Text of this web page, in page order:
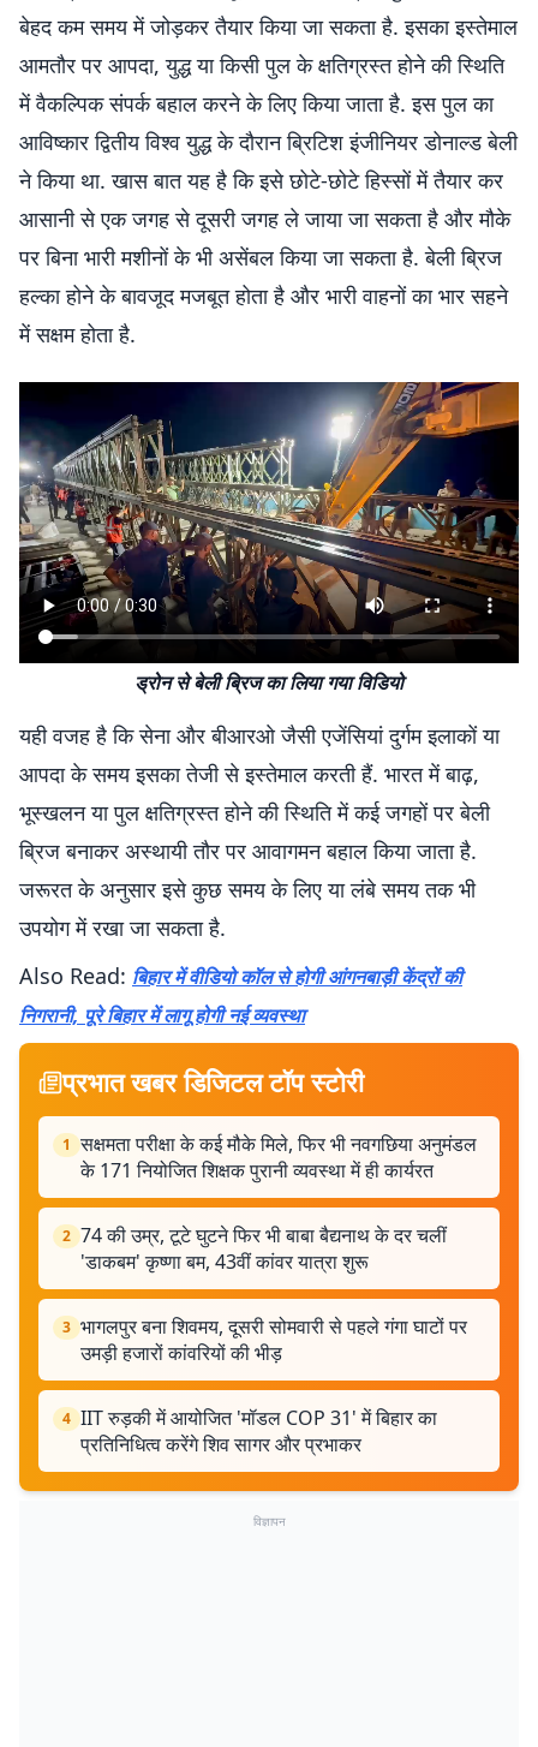
बेहद कम समय में जोड़कर तैयार किया जा सकता है. इसका इस्तेमाल
आमतौर पर आपदा, युद्ध या किसी पुल के क्षतिग्रस्त होने की स्थिति
में वैकल्पिक संपर्क बहाल करने के लिए किया जाता है. इस पुल का
आविष्कार द्वितीय विश्व युद्ध के दौरान ब्रिटिश इंजीनियर डोनाल्ड बेली
ने किया था. खास बात यह है कि इसे छोटे-छोटे हिस्सों में तैयार कर
आसानी से एक जगह से दूसरी जगह ले जाया जा सकता है और मौके
पर बिना भारी मशीनों के भी असेंबल किया जा सकता है. बेली ब्रिज
हल्का होने के बावजूद मजबूत होता है और भारी वाहनों का भार सहने
में सक्षम होता है.
ड्रोन से बेली ब्रिज का लिया गया विडियो
यही वजह है कि सेना और बीआरओ जैसी एजेंसियां दुर्गम इलाकों या
आपदा के समय इसका तेजी से इस्तेमाल करती हैं. भारत में बाढ़,
भूस्खलन या पुल क्षतिग्रस्त होने की स्थिति में कई जगहों पर बेली
ब्रिज बनाकर अस्थायी तौर पर आवागमन बहाल किया जाता है.
जरूरत के अनुसार इसे कुछ समय के लिए या लंबे समय तक भी
उपयोग में रखा जा सकता है.
Also Read: बिहार में वीडियो कॉल से होगी आंगनबाड़ी केंद्रों की
निगरानी, पूरे बिहार में लागू होगी नई व्यवस्था
प्रभात खबर डिजिटल टॉप स्टोरी
1 सक्षमता परीक्षा के कई मौके मिले, फिर भी नवगछिया अनुमंडल
के 171 नियोजित शिक्षक पुरानी व्यवस्था में ही कार्यरत
2 74 की उम्र, टूटे घुटने फिर भी बाबा बैद्यनाथ के दर चलीं
'डाकबम' कृष्णा बम, 43वीं कांवर यात्रा शुरू
3 भागलपुर बना शिवमय, दूसरी सोमवारी से पहले गंगा घाटों पर
उमड़ी हजारों कांवरियों की भीड़
4 IIT रुड़की में आयोजित 'मॉडल COP 31' में बिहार का
प्रतिनिधित्व करेंगे शिव सागर और प्रभाकर
विज्ञापन